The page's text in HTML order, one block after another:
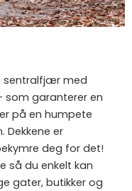
sentralfjær med
som garanterer en
på en humpete
Dekkene er
deg for det!
så du enkelt kan
gater, butikker og